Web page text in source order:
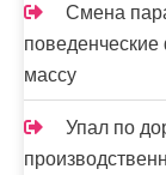
Смена
массу
Упал по